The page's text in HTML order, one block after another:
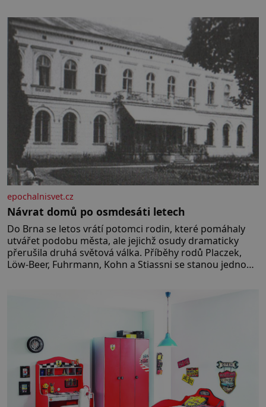
epochalnisvet.cz
Návrat domů po osmdesáti letech
Do Brna se letos vrátí potomci rodin, které pomáhaly
utvářet podobu města, ale jejichž osudy dramaticky
přerušila druhá světová válka. Příběhy rodů Placzek,
Löw-Beer, Fuhrmann, Kohn a Stiassni se stanou jednou
jednoduché. Místa, která si člověk pamatuje z
rodinných vyprávění, už dávno